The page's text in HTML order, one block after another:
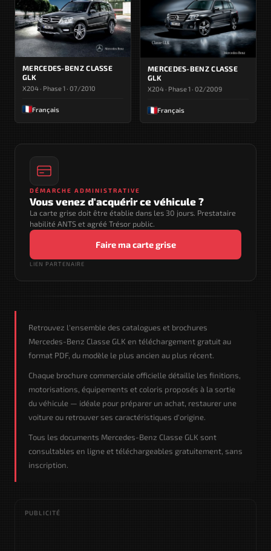
MERCEDES-BENZ CLASSE
GLK
X204 · Phase 1 · 07/2010
Français
MERCEDES-BENZ CLASSE
GLK
X204 · Phase 1 · 02/2009
Français
DÉMARCHE ADMINISTRATIVE
Vous venez d'acquérir ce véhicule ?
La carte grise doit être établie dans les 30 jours. Prestataire
habilité ANTS et agréé Trésor public.
Faire ma carte grise
LIEN PARTENAIRE
Retrouvez l'ensemble des catalogues et brochures
Mercedes-Benz Classe GLK en téléchargement gratuit au
format PDF, du modèle le plus ancien au plus récent.
Chaque brochure commerciale officielle détaille les finitions,
motorisations, équipements et coloris proposés à la sortie
du véhicule — idéale pour préparer un achat, restaurer une
voiture ou retrouver ses caractéristiques d'origine.
Tous les documents Mercedes-Benz Classe GLK sont
consultables en ligne et téléchargeables gratuitement, sans
inscription.
PUBLICITÉ